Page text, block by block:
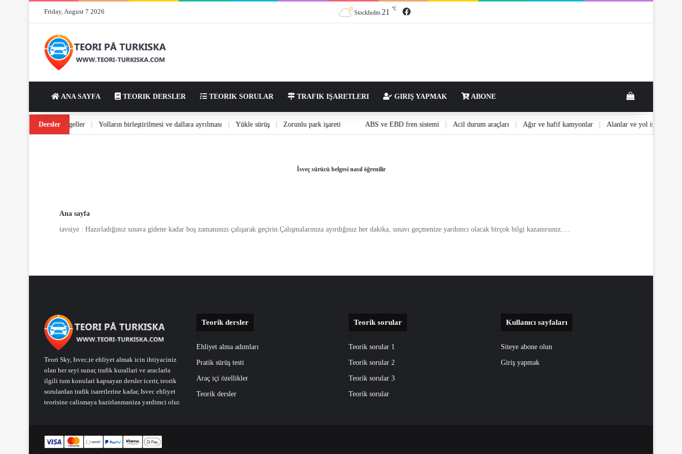
Friday, August 7 2026 Stockholm 21 ℃ Facebook
ANA SAYFA TEORIK DERSLER TEORIK SORULAR TRAFIK IŞARETLERI GIRIŞ YAPMAK ABONE View your
Dersler
| Yoldaki engeller | Yolların birleştirilmesi ve dallara ayrılması | Yükle sürüş | Zorunlu park işareti ABS ve EBD fren sistemi | Acil durum araçları | Ağır ve hafif kamyonlar | Alanlar ve yol
İsveç sürücü belgesi nasıl öğrenilir
Ana sayfa
tavsiye : Hazırladığınız sınava gidene kadar boş zamanınızı çalışarak geçirin.Çalışmalarınıza ayırdığınız her dakika, sınavı geçmenize yardımcı olacak birçok bilgi kazanırsınız.…
Teori Sky, Isvec,te ehliyet almak icin ihtiyaciniz
olan her seyi sunar, trafik kurallari ve araclarla
ilgili tum konulari kapsayan dersler icerir, teorik
sorulardan trafik isaretlerine kadar, Isvec ehliyet
teorisine calismaya hazirlanmaniza yardimci olur.
Teorik dersler
Ehliyet alma adımları
Pratik sürüş testi
Araç içi özellikler
Teorik dersler
Teorik sorular
Teorik sorular 1
Teorik sorular 2
Teorik sorular 3
Teorik sorular
Kullanıcı sayfaları
Siteye abone olun
Giriş yapmak